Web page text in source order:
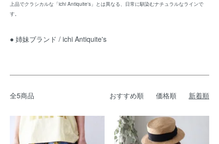
上品でクラシカルな「ichi Antiquite's」とは異なる、日常に馴染むナチュラルなラインで
す。
● 姉妹ブランド / ichi Antiquite's
全5商品 おすすめ順 価格順 新着順